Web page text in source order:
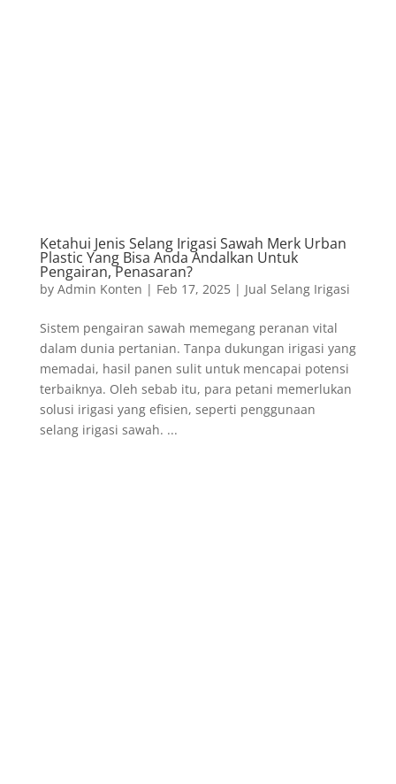
Ketahui Jenis Selang Irigasi Sawah Merk Urban
Plastic Yang Bisa Anda Andalkan Untuk
Pengairan, Penasaran?
by Admin Konten | Feb 17, 2025| Jual Selang Irigasi
Sistem pengairan sawah memegang peranan vital
dalam dunia pertanian. Tanpa dukungan irigasi yang
memadai, hasil panen sulit untuk mencapai potensi
terbaiknya. Oleh sebab itu, para petani memerlukan
solusi irigasi yang efisien, seperti penggunaan
selang irigasi sawah. ...